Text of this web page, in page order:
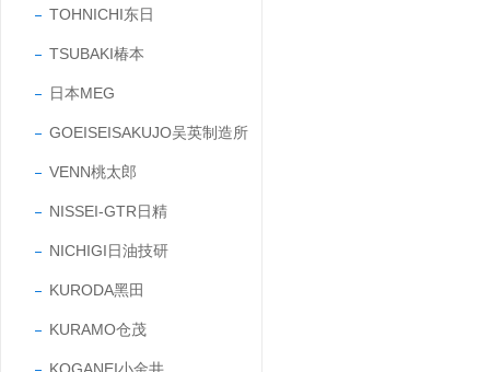
TOHNICHI东日
TSUBAKI椿本
日本MEG
GOEISEISAKUJO吴英制造所
VENN桃太郎
NISSEI-GTR日精
NICHIGI日油技研
KURODA黑田
KURAMO仓茂